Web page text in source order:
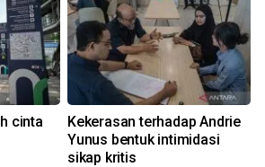
cinta
Kekerasan terhadap Andrie
Yunus bentuk intimidasi
sikap kritis